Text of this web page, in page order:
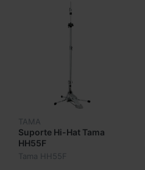
TAMA
Suporte Hi-Hat Tama
HH55F
Tama HH55F